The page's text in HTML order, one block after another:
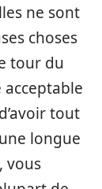
ne sont
choses
tour du
tout
longue
vous